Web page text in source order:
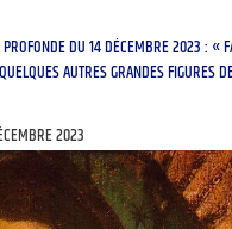
DU 14 DÉCEMBRE 2023 : «
AUTRES GRANDES FIGURES
2023